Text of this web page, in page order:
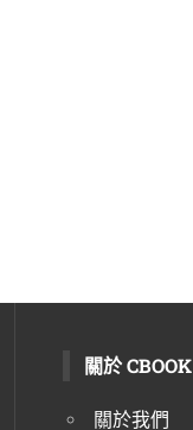
關於 CBOOK
關於我們